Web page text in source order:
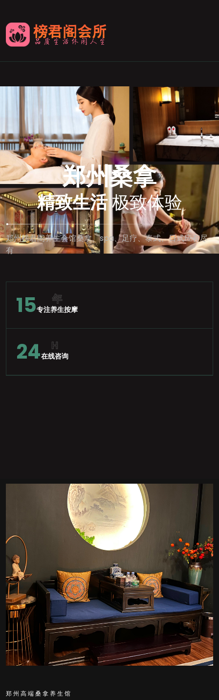
郑州桑拿
精致生活极致体验
郑州榜君阁养生会馆桑拿、spa、足疗、泰式、日式应有尽
有
15 年
专注养生按摩
24 H
在线咨询
郑州高端桑拿养生馆